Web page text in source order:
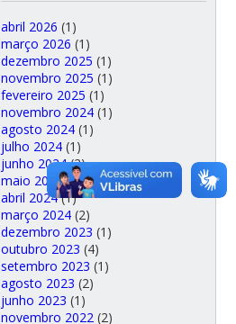
abril 2026 (1)
março 2026 (1)
dezembro 2025 (1)
novembro 2025 (1)
fevereiro 2025 (1)
novembro 2024(1)
agosto 2024(1)
julho 2024(1)
junho 2024(2)
maio 2024(1)
abril 2024(1)
março 2024(2)
dezembro 2023 (1)
outubro 2023 (4)
setembro 2023 (1)
agosto 2023 (2)
junho 2023 (1)
novembro 2022 (2)